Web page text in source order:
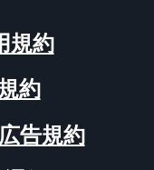
規約
約
告規約